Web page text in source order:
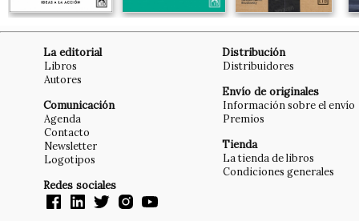
La editorial
Libros
Autores
Comunicación
Agenda
Contacto
Newsletter
Logotipos
Redes sociales
Distribución
Distribuidores
Envío de originales
Información sobre el envío
Premios
Tienda
La tienda de libros
Condiciones generales